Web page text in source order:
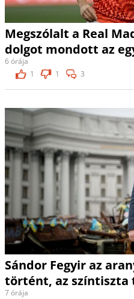
Megszólalt a Real
dolgot mondott az
6 órája
1
1 3
Sándor Fegyir az
történt, az színtiszta
7 órája